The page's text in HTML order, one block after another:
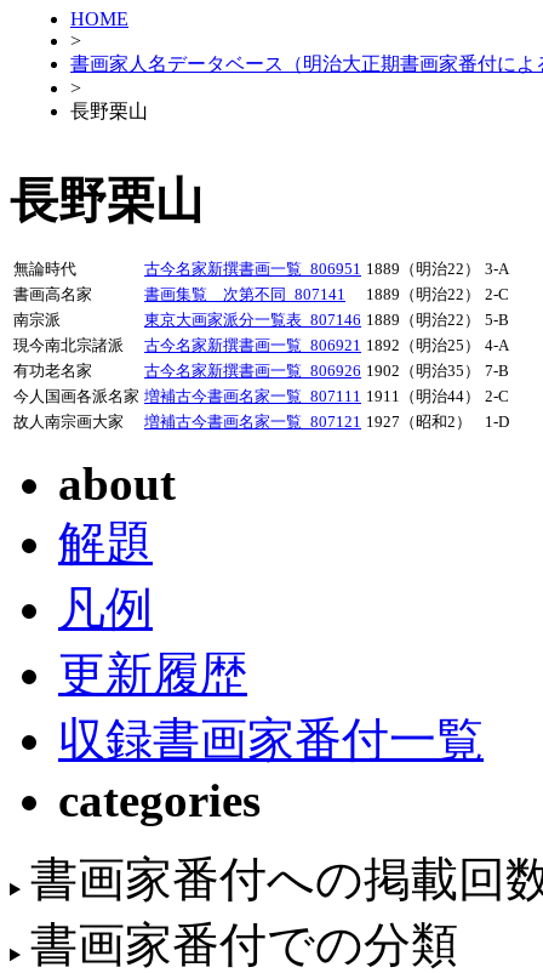
HOME
>
書画家人名データベース（明治大正期書画家番付によ
>
長野栗山
長野栗山
無論時代 古今名家新撰書画一覧_806951 1889（明治22）
3-A
書画高名家
書画集覧 次第不同_807141 1889（明治22）
2-C
南宗派
東京大画家派分一覧表_807146 1889（明治22）
5-B
現今南北宗諸派
古今名家新撰書画一覧_806921 1892（明治25）
4-A
有功老名家
古今名家新撰書画一覧_806926 1902（明治35）
7-B
今人国画各派名家 増補古今書画名家一覧_807111 1911（明治44）
2-C
故人南宗画大家
増補古今書画名家一覧_807121 1927（昭和2） 1-D
about
解題
凡例
更新履歴
収録書画家番付一覧
categories
書画家番付への掲載回
書画家番付での分類